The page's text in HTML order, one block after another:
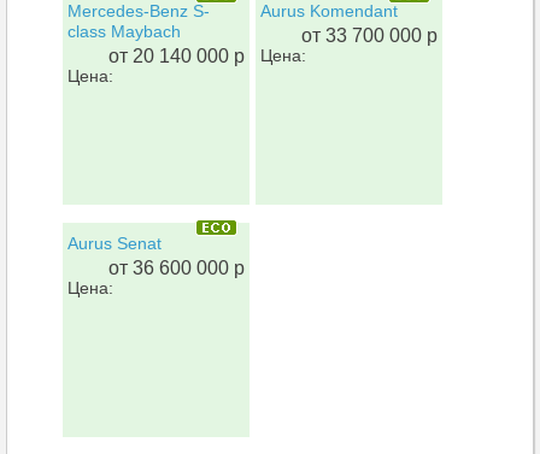
Mercedes-Benz S-
class Maybach
от 20 140 000 р
Цена:
Aurus Komendant
от 33 700 000 р
Цена:
Aurus Senat
от 36 600 000 р
Цена: